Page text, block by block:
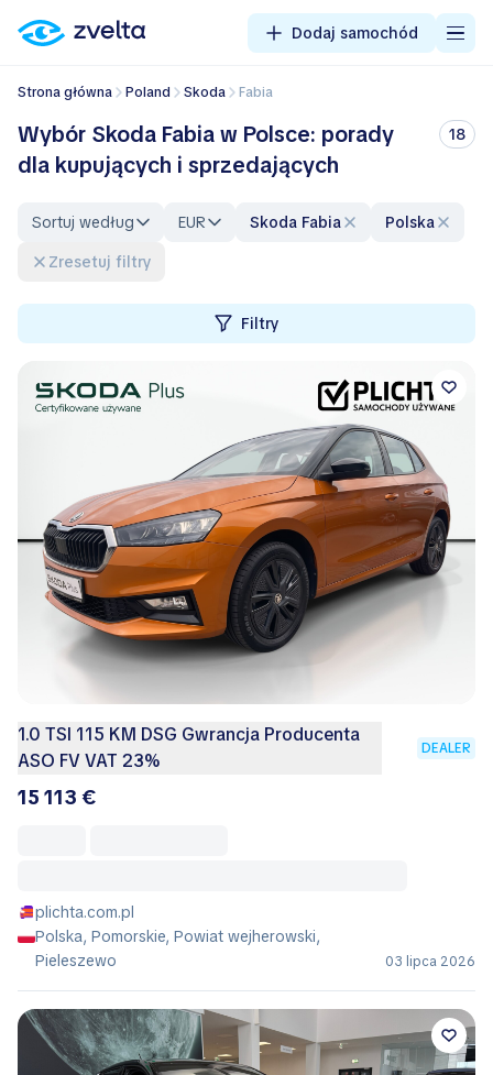
Dodaj samochód
Strona główna Poland Skoda Fabia
Wybór Skoda Fabia w Polsce: porady
dla kupujących i sprzedających
18
Sortuj według EUR Skoda Fabia
Polska
Zresetuj filtry
Filtry
1.0 TSI 115 KM DSG Gwrancja Producenta
ASO FV VAT 23%
DEALER
15 113 €
plichta.com.pl
Polska, Pomorskie, Powiat wejherowski,
Pieleszewo
03 lipca 2026